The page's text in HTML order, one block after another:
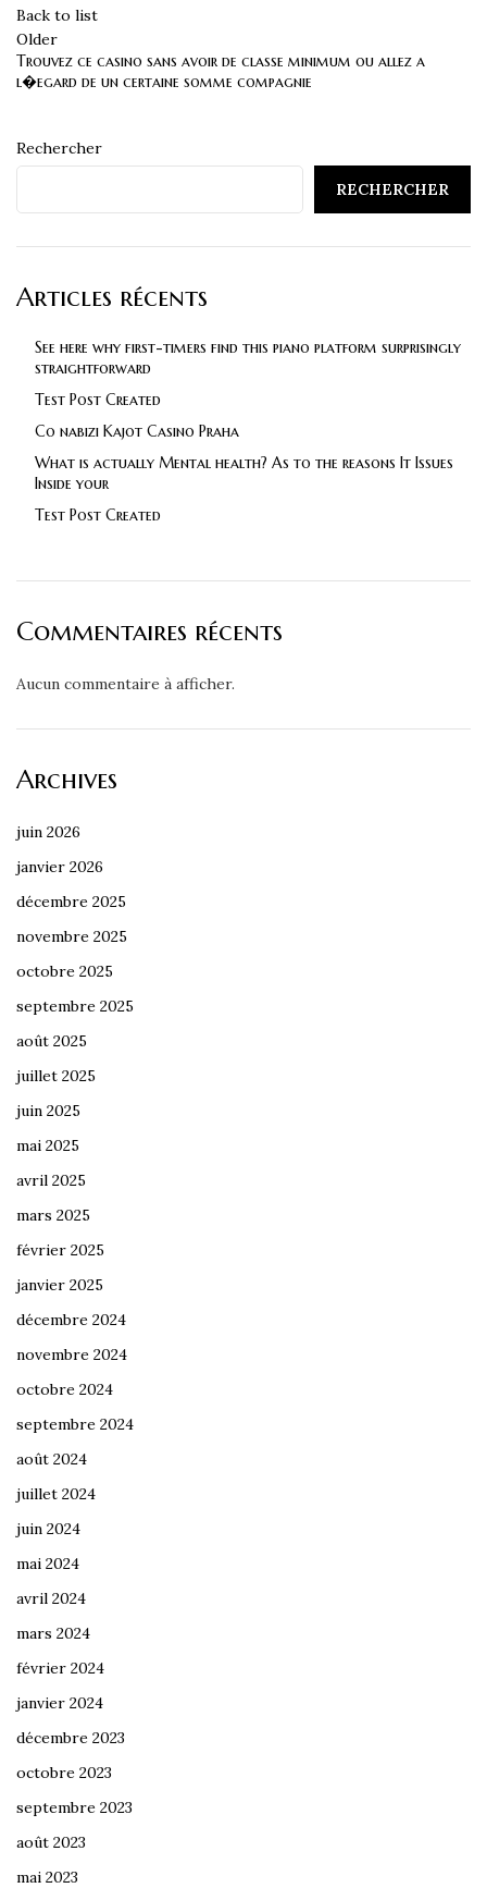
Back to list
Older
Trouvez ce casino sans avoir de classe minimum ou allez a
l�egard de un certaine somme compagnie
Rechercher
RECHERCHER
Articles récents
See here why first-timers find this piano platform surprisingly
straightforward
Test Post Created
Co nabizi Kajot Casino Praha
What is actually Mental health? As to the reasons It Issues
Inside your
Test Post Created
Commentaires récents
Aucun commentaire à afficher.
Archives
juin 2026
janvier 2026
décembre 2025
novembre 2025
octobre 2025
septembre 2025
août 2025
juillet 2025
juin 2025
mai 2025
avril 2025
mars 2025
février 2025
janvier 2025
décembre 2024
novembre 2024
octobre 2024
septembre 2024
août 2024
juillet 2024
juin 2024
mai 2024
avril 2024
mars 2024
février 2024
janvier 2024
décembre 2023
octobre 2023
septembre 2023
août 2023
mai 2023